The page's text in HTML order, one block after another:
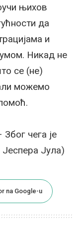
њихов
да
и
Никад не
се (не)
можемо
чега је
Јула)
na Google-u